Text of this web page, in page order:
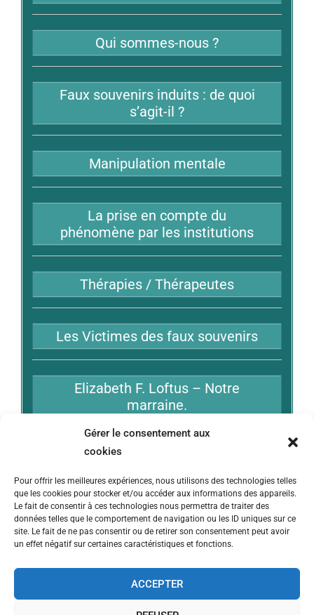
Gérer le consentement aux
cookies
Pour offrir les meilleures expériences, nous utilisons des technologies telles
que les cookies pour stocker et/ou accéder aux informations des appareils.
Le fait de consentir à ces technologies nous permettra de traiter des
données telles que le comportement de navigation ou les ID uniques sur ce
site. Le fait de ne pas consentir ou de retirer son consentement peut avoir
un effet négatif sur certaines caractéristiques et fonctions.
ACCEPTER
Qui sommes-nous ?
Faux souvenirs induits : de quoi
s’agit-il ?
Manipulation mentale
La prise en compte du
phénomène par les institutions
Thérapies / Thérapeutes
Les Victimes des faux souvenirs
Elizabeth F. Loftus – Notre
marraine.
Bibliographie
Liens